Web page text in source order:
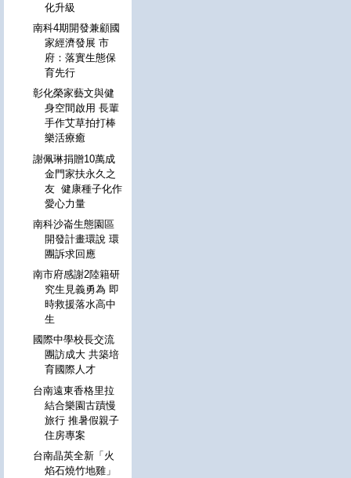
化升級
南科4期開發兼顧國
家經濟發展 市
府：落實生態保
育先行
彰化榮家藝文與健
身空間啟用 長輩
手作艾草拍打棒
樂活療癒
謝佩琳捐贈10萬成
金門家扶永久之
友 健康種子化作
愛心力量
南科沙崙生態園區
開發計畫環說 環
團訴求回應
南市府感謝2陸籍研
究生見義勇為 即
時救援落水高中
生
國際中學校長交流
團訪成大 共築培
育國際人才
台南遠東香格里拉
結合樂園古蹟慢
旅行 推暑假親子
住房專案
台南晶英全新「火
焰石燒竹地雞」